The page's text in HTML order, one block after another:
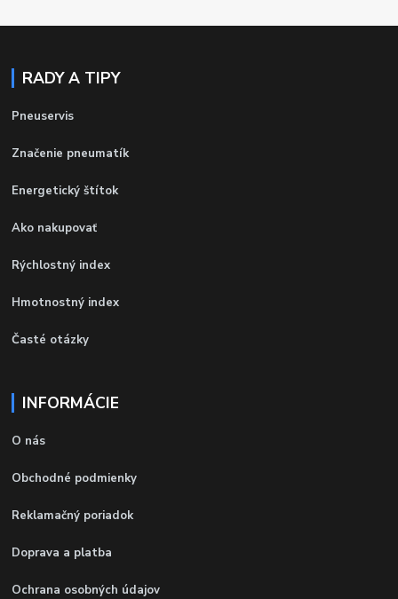
RADY A TIPY
Pneuservis
Značenie pneumatík
Energetický štítok
Ako nakupovať
Rýchlostný index
Hmotnostný index
Časté otázky
INFORMÁCIE
O nás
Obchodné podmienky
Reklamačný poriadok
Doprava a platba
Ochrana osobných údajov